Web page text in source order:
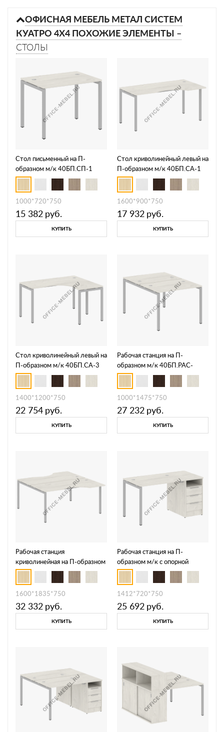
ОФИСНАЯ МЕБЕЛЬ МЕТАЛ СИСТЕМ
КУАТРО 4Х4 ПОХОЖИЕ ЭЛЕМЕНТЫ –
СТОЛЫ
Стол письменный на П-
образном м/к 40БП.СП-1
1000*720*750
15 382 руб.
КУПИТЬ
Стол криволинейный левый на
П-образном м/к 40БП.СА-1
Л/П
1600*900*750
17 932 руб.
КУПИТЬ
Стол криволинейный левый на
П-образном м/к 40БП.СА-3
Л/П
1400*1200*750
22 754 руб.
КУПИТЬ
Рабочая станция на П-
образном м/к 40БП.РАС-
СП-2.1
1000*1475*750
27 232 руб.
КУПИТЬ
Рабочая станция
криволинейная на П-образном
м/к 40БП.РАС-СА-2.1
1600*1835*750
32 332 руб.
КУПИТЬ
Рабочая станция на П-
образном м/к с опорной
тумбой 40БП.РС-СТП -1.1
1412*720*750
25 692 руб.
КУПИТЬ